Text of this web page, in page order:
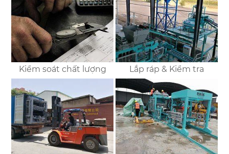
Kiểm soát chất lượng Lắp ráp & Kiểm tra